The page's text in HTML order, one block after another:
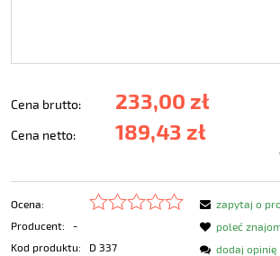
Cena brutto: 233,00 zł
Cena netto: 189,43 zł
Ocena:
Producent:
-
Kod produktu:
D 337
zapytaj o
poleć
dodaj opinię